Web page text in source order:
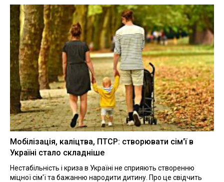
Мобілізація, каліцтва, ПТСР: створювати сім'ї в
Україні стало складніше
Нестабільність і криза в Україні не сприяють створенню
міцної сім'ї та бажанню народити дитину. Про це свідчить